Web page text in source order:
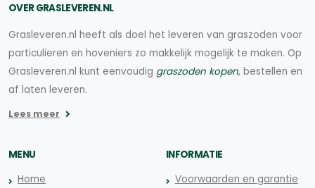
OVER GRASLEVEREN.NL
Grasleveren.nl heeft als doel het leveren van graszoden voor
particulieren en hoveniers zo makkelijk mogelijk te maken. Op
Grasleveren.nl kunt eenvoudig graszoden kopen, bestellen en
af laten leveren.
Lees meer
MENU
Home
INFORMATIE
Voorwaarden en garantie